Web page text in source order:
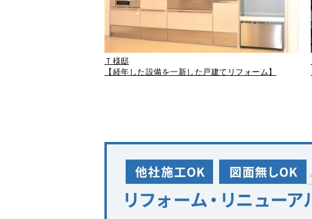
Ｔ様邸
【経年した設備を一新した戸建てリフォーム】